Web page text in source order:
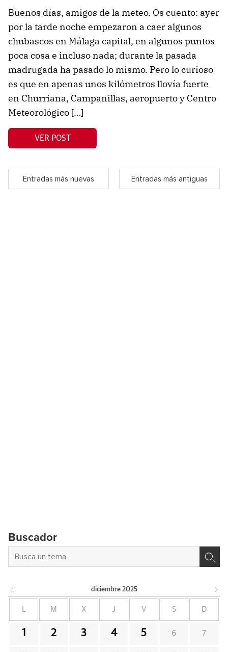
Buenos días, amigos de la meteo. Os cuento: ayer
por la tarde noche empezaron a caer algunos
chubascos en Málaga capital, en algunos puntos
poca cosa e incluso nada; durante la pasada
madrugada ha pasado lo mismo. Pero lo curioso
es que en apenas unos kilómetros llovía fuerte
en Churriana, Campanillas, aeropuerto y Centro
Meteorológico […]
VER POST
Entradas más nuevas Entradas más antiguas
Buscador
diciembre 2025
L M X J V S D
1 2 3 4 5 6 7